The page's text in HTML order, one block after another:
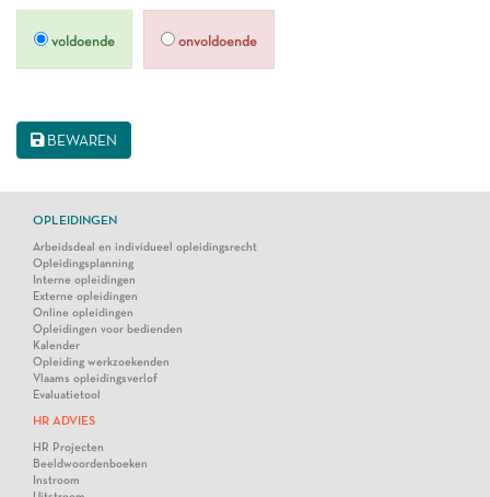
voldoende onvoldoende
BEWAREN
OPLEIDINGEN
Arbeidsdeal en individueel opleidingsrecht
Opleidingsplanning
Interne opleidingen
Externe opleidingen
Online opleidingen
Opleidingen voor bedienden
Kalender
Opleiding werkzoekenden
Vlaams opleidingsverlof
Evaluatietool
HR ADVIES
HR Projecten
Beeldwoordenboeken
Instroom